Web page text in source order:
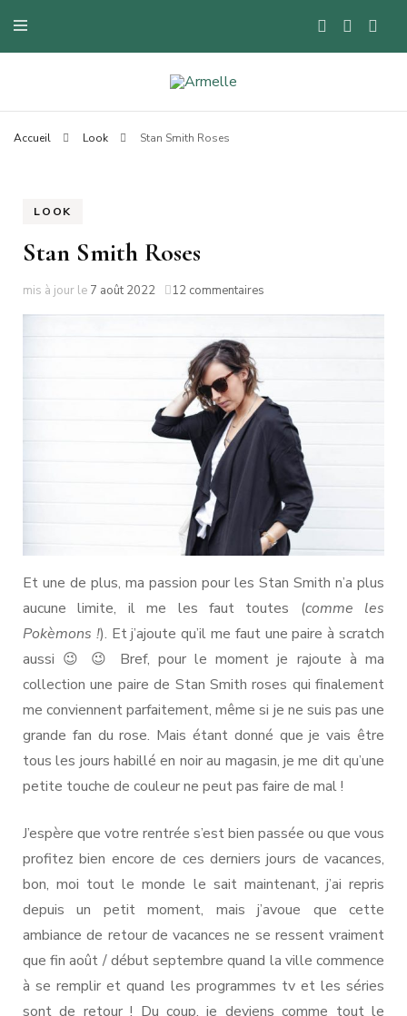
Armelle
Blog mode à Nantes, lifestyle, beauté et bons plans.
Accueil Look Stan Smith Roses
LOOK
Stan Smith Roses
mis à jour le 7 août 2022 12 commentaires
Et une de plus, ma passion pour les Stan Smith n’a plus
aucune limite, il me les faut toutes (comme les
Pokèmons !). Et j’ajoute qu’il me faut une paire à scratch
aussi 😉 😉 Bref, pour le moment je rajoute à ma
collection une paire de Stan Smith roses qui finalement
me conviennent parfaitement, même si je ne suis pas une
grande fan du rose. Mais étant donné que je vais être
tous les jours habillé en noir au magasin, je me dit qu’une
petite touche de couleur ne peut pas faire de mal !
J’espère que votre rentrée s’est bien passée ou que vous
profitez bien encore de ces derniers jours de vacances,
bon, moi tout le monde le sait maintenant, j’ai repris
depuis un petit moment, mais j’avoue que cette
ambiance de retour de vacances ne se ressent vraiment
que fin août / début septembre quand la ville commence
à se remplir et quand les programmes tv et les séries
sont de retour ! Du coup, je deviens comme tout le